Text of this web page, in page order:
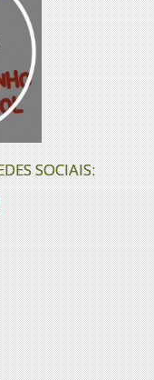
SOCIAIS: